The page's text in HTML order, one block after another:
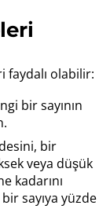
faydalı olabilir:
bir sayının
bir
veya düşük
kadarını
sayıya yüzde